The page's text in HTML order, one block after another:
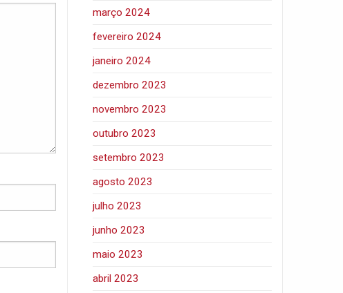
março 2024
fevereiro 2024
janeiro 2024
dezembro 2023
novembro 2023
outubro 2023
setembro 2023
agosto 2023
julho 2023
junho 2023
maio 2023
abril 2023